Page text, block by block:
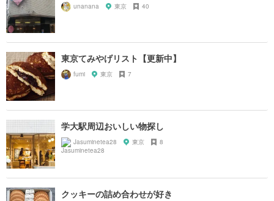
unanana 東京 40
東京てみやげリスト【更新中】
fumi 東京 7
学大駅周辺おいしい物探し
Jasuminetea28 東京 8
クッキーの詰め合わせが好き